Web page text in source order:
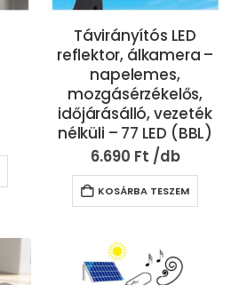
Távirányítós LED
reflektor, álkamera –
napelemes,
mozgásérzékelős,
időjárásálló, vezeték
nélküli – 77 LED (BBL)
6.690 Ft
KOSÁRBA TESZEM